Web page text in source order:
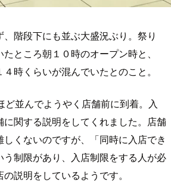
階段下にも並ぶ大盛況ぶり。祭り
ところ朝１０時のオープン時と、
時くらいが混んでいたとのこと。
ど並んでようやく店舗前に到着。入
に関する説明をしてくれました。店舗
くないのですが、「同時に入店でき
う制限があり、入店制限をする人が必
説明をしているようです。